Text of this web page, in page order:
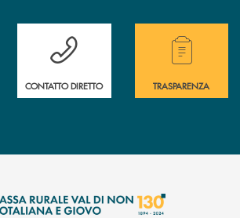
di indirizzo, telefono e mail delle nostre
Hai bisogno di assistenza immediata?
CONTATTO DIRETTO
Hai bisogno di
TRASPARENZA